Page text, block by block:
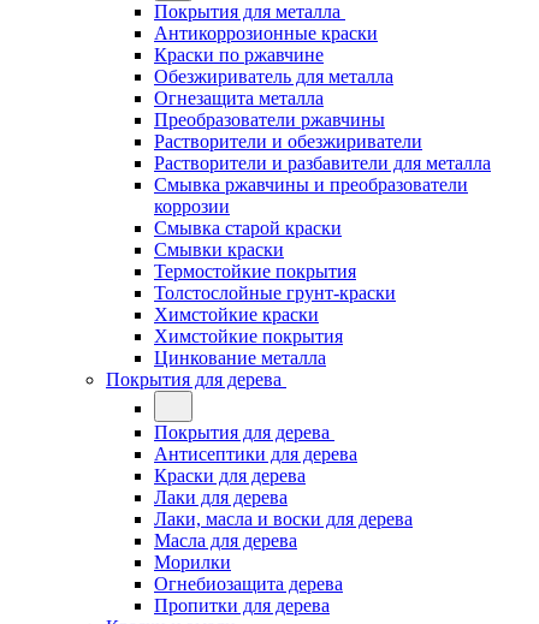
Покрытия для металла
Антикоррозионные краски
Краски по ржавчине
Обезжириватель для металла
Огнезащита металла
Преобразователи ржавчины
Растворители и обезжириватели
Растворители и разбавители для металла
Смывка ржавчины и преобразователи
коррозии
Смывка старой краски
Смывки краски
Термостойкие покрытия
Толстослойные грунт-краски
Химстойкие краски
Химстойкие покрытия
Цинкование металла
Покрытия для дерева
Покрытия для дерева
Антисептики для дерева
Краски для дерева
Лаки для дерева
Лаки, масла и воски для дерева
Масла для дерева
Морилки
Огнебиозащита дерева
Пропитки для дерева